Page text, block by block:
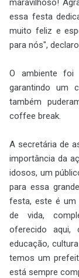
essa festa
muito feliz e
para nós",
O ambiente foi
garantindo um
também
coffee break.
A secretária de
importância da
idosos, um
para essa
festa, este é um
de vida,
oferecido aqui,
educação,
temos um
está sempre